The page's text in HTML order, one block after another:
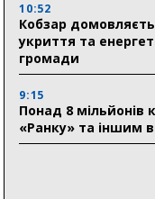
10:52
Кобзар
укриття та
громади
9:15
Понад 8 мільйонів
«Ранку» та іншим